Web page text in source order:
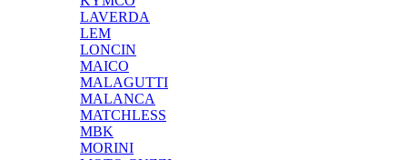
LAVERDA
LEM
LONCIN
MAICO
MALAGUTTI
MALANCA
MATCHLESS
MBK
MORINI